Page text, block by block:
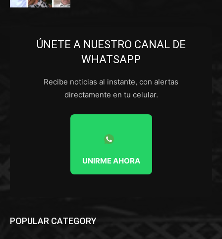
ÚNETE A NUESTRO CANAL DE
WHATSAPP
Recibe noticias al instante, con alertas
directamente en tu celular.
UNIRME AHORA
POPULAR CATEGORY